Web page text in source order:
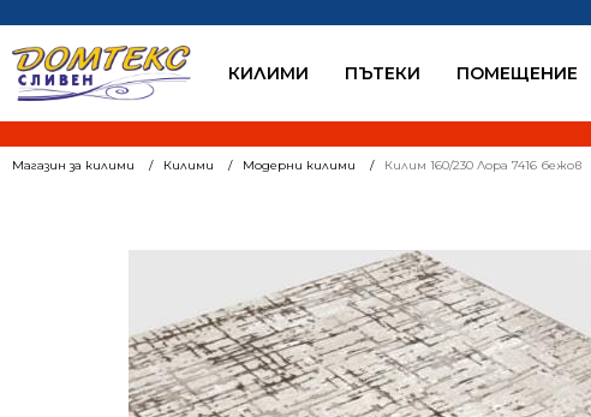
КИЛИМИ ПЪТЕКИ ПОМЕЩЕНИЕ
Магазин за килими Килими Модерни килими Килим 160/230 Лора 7416 бежов